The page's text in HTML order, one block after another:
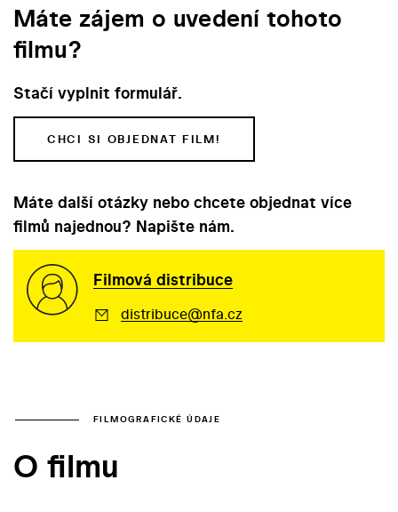
Máte zájem o uvedení tohoto
filmu?
Stačí vyplnit formulář.
CHCI SI OBJEDNAT FILM!
Máte další otázky nebo chcete objednat více
filmů najednou? Napište nám.
Filmová distribuce
distribuce@nfa.cz
FILMOGRAFICKÉ ÚDAJE
O filmu